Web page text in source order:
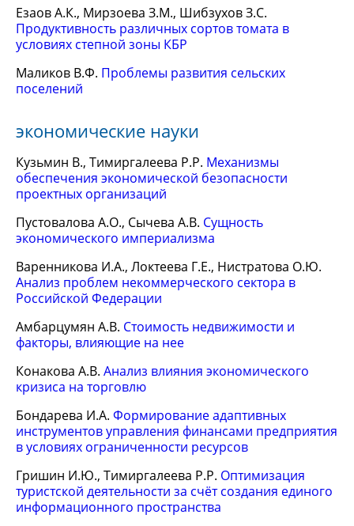
Езаов А.К., Мирзоева З.М., Шибзухов З.С.
Продуктивность различных сортов томата в
условиях степной зоны КБР
Маликов В.Ф. Проблемы развития сельских
поселений
экономические науки
Кузьмин В., Тимиргалеева Р.Р. Механизмы
обеспечения экономической безопасности
проектных организаций
Пустовалова А.О., Сычева А.В. Сущность
экономического империализма
Варенникова И.А., Локтеева Г.Е., Нистратова О.Ю.
Анализ проблем некоммерческого сектора в
Российской Федерации
Амбарцумян А.В. Стоимость недвижимости и
факторы, влияющие на нее
Конакова А.В. Анализ влияния экономического
кризиса на торговлю
Бондарева И.А. Формирование адаптивных
инструментов управления финансами предприятия
в условиях ограниченности ресурсов
Гришин И.Ю., Тимиргалеева Р.Р. Оптимизация
туристской деятельности за счёт создания единого
информационного пространства